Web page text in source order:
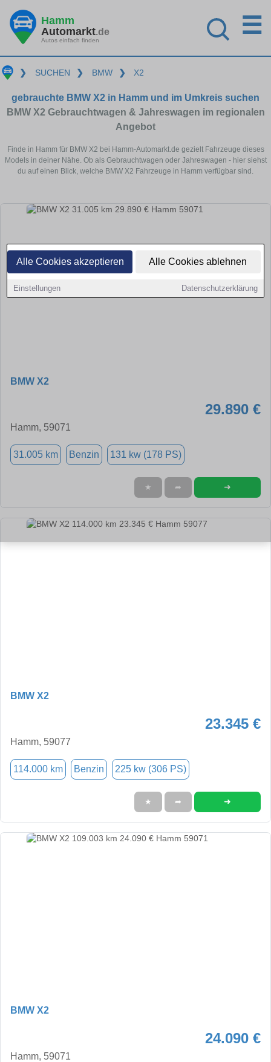
Alle Cookies akzeptieren Alle Cookies ablehnen
Einstellungen Datenschutzerklärung
Hamm
Automarkt.de
Autos einfach finden
☰
❯ SUCHEN ❯ BMW ❯ X2
gebrauchte BMW X2 in Hamm und im Umkreis suchen
BMW X2 Gebrauchtwagen & Jahreswagen im regionalen
Angebot
Finde in Hamm für BMW X2 bei Hamm-Automarkt.de gezielt Fahrzeuge dieses
Models in deiner Nähe. Ob als Gebrauchtwagen oder Jahreswagen - hier siehst
du auf einen Blick, welche BMW X2 Fahrzeuge in Hamm verfügbar sind.
BMW X2
29.890 €
Hamm, 59071
31.005 km Benzin 131 kw (178 PS)
★ ➦ ➜
BMW X2
23.345 €
Hamm, 59077
114.000 km Benzin 225 kw (306 PS)
★ ➦ ➜
BMW X2
24.090 €
Hamm, 59071